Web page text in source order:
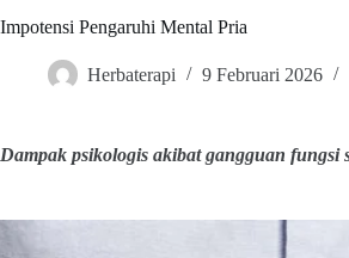
Impotensi Pengaruhi Mental Pria
Herbaterapi 9 Februari 2026
Dampak psikologis akibat gangguan fungsi